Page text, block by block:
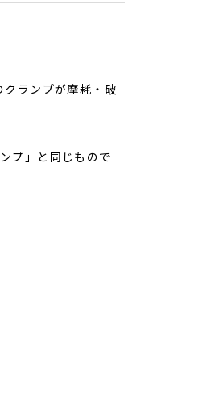
ランプが摩耗・破
プ」と同じもので